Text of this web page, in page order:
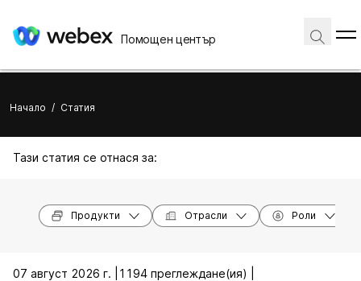
Помощен център
Начало / Статия
Тази статия се отнася за:
Продукти Отрасли Роли
07 август 2026 г. |
1194 преглеждане(ия) |